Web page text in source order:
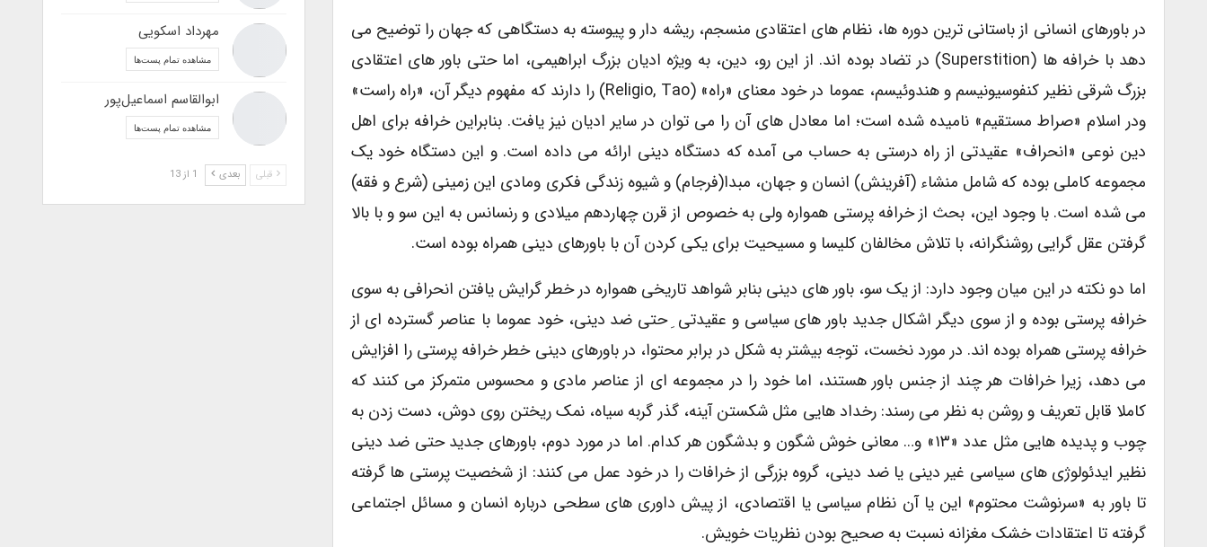
در باورهای انسانی از باستانی ترین دوره ها، نظام های اعتقادی منسجم، ریشه دار و پیوسته به دستگاهی که جهان را توضیح می
دهد با خرافه ها (superstition) در تضاد بوده اند. از این رو، دین، به ویژه ادیان بزرگ ابراهیمی، اما حتی باور های اعتقادی
بزرگ شرقی نظیر کنفوسیونیسم و هندوئیسم، عموما در خود معنای «راه» (religio, Tao) را دارند که مفهوم دیگر آن، «راه راست»
ودر اسلام «صراط مستقیم» نامیده شده است؛ اما معادل های آن را می توان در سایر ادیان نیز یافت. بنابراین خرافه برای اهل
دین نوعی «انحراف» عقیدتی از راه درستی به حساب می آمده که دستگاه دینی ارائه می داده است. و این دستگاه خود یک
مجموعه کاملی بوده که شامل منشاء (آفرینش) انسان و جهان، مبدا(فرجام) و شیوه زندگی فکری ومادی این زمینی (شرع و فقه)
می شده است. با وجود این، بحث از خرافه پرستی همواره ولی به خصوص از قرن چهاردهم میلادی و رنسانس به این سو و با بالا
گرفتن عقل گرایی روشنگرانه، با تلاش مخالفان کلیسا و مسیحیت برای یکی کردن آن با باورهای دینی همراه بوده است.
اما دو نکته در این میان وجود دارد: از یک سو، باور های دینی بنابر شواهد تاریخی همواره در خطر گرایش یافتن انحرافی به سوی
خرافه پرستی بوده و از سوی دیگر اشکال جدید باور های سیاسی و عقیدتی ِ حتی ضد دینی، خود عموما با عناصر گسترده ای از
خرافه پرستی همراه بوده اند. در مورد نخست، توجه بیشتر به شکل در برابر محتوا، در باورهای دینی خطر خرافه پرستی را افزایش
می دهد، زیرا خرافات هر چند از جنس باور هستند، اما خود را در مجموعه ای از عناصر مادی و محسوس متمرکز می کنند که
کاملا قابل تعریف و روشن به نظر می رسند: رخداد هایی مثل شکستن آینه، گذر گربه سیاه، نمک ریختن روی دوش، دست زدن به
چوب و پدیده هایی مثل عدد «۱۳» و… معانی خوش شگون و بدشگون هر کدام. اما در مورد دوم، باورهای جدید حتی ضد دینی
نظیر ایدئولوژی های سیاسی غیر دینی یا ضد دینی، گروه بزرگی از خرافات را در خود عمل می کنند: از شخصیت پرستی ها گرفته
تا باور به «سرنوشت محتوم» این یا آن نظام سیاسی یا اقتصادی، از پیش داوری های سطحی درباره انسان و مسائل اجتماعی
گرفته تا اعتقادات خشک مغزانه نسبت به صحیح بودن نظریات خویش.
مهرداد اسکویی
مشاهده تمام پست‌ها
ابوالقاسم اسماعیل‌پور
مشاهده تمام پست‌ها
قبلی بعدی 1 از 13